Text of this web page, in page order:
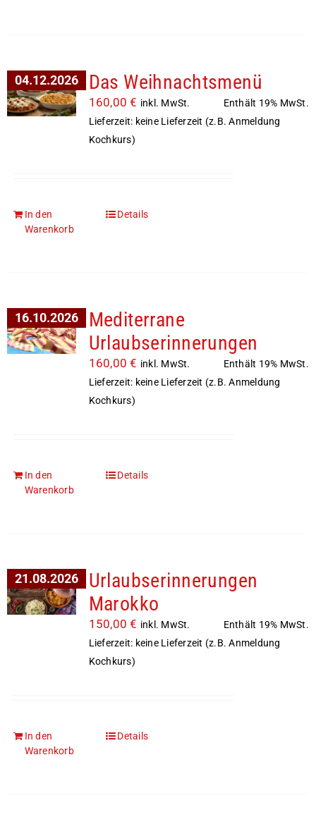
04.12.2026 Das Weihnachtsmenü
160,00€ inkl. MwSt.
Enthält 19% MwSt.
Lieferzeit: keine Lieferzeit (z.B. Anmeldung
Kochkurs)
In den
Warenkorb
Details
16.10.2026
Mediterrane
Urlaubserinnerungen
160,00€ inkl. MwSt.
Enthält 19% MwSt.
Lieferzeit: keine Lieferzeit (z.B. Anmeldung
Kochkurs)
In den
Warenkorb
Details
21.08.2026
Urlaubserinnerungen
Marokko
150,00€ inkl. MwSt.
Enthält 19% MwSt.
Lieferzeit: keine Lieferzeit (z.B. Anmeldung
Kochkurs)
In den
Warenkorb
Details